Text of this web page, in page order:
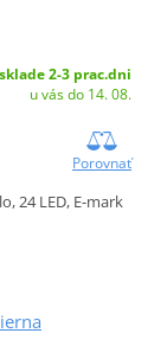
2-3 prac.dni
u vás do 14. 08.
Porovnať
24 LED, E-mark